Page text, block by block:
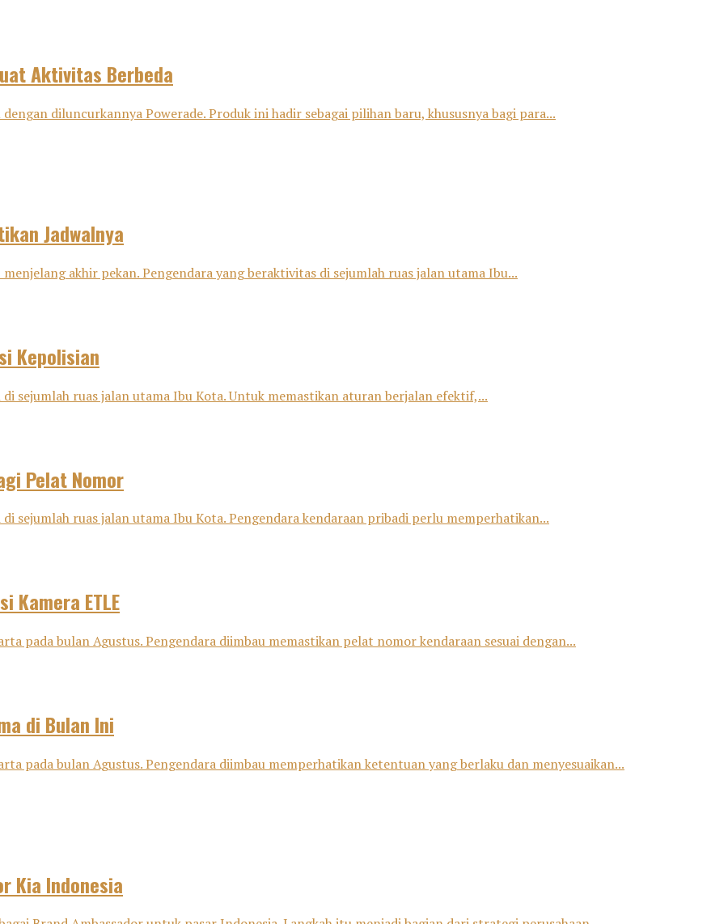
Aktivitas Berbeda
diluncurkannya Powerade. Produk ini hadir sebagai pilihan baru, khususnya bagi para...
Jadwalnya
akhir pekan. Pengendara yang beraktivitas di sejumlah ruas jalan utama Ibu...
Kepolisian
sejumlah ruas jalan utama Ibu Kota. Untuk memastikan aturan berjalan efektif,...
Pelat Nomor
sejumlah ruas jalan utama Ibu Kota. Pengendara kendaraan pribadi perlu memperhatikan...
Kamera ETLE
pada bulan Agustus. Pengendara diimbau memastikan pelat nomor kendaraan sesuai dengan...
di Bulan Ini
pada bulan Agustus. Pengendara diimbau memperhatikan ketentuan yang berlaku dan menyesuaikan...
Kia Indonesia